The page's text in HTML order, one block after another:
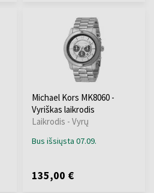
Michael Kors MK8060 -
Vyriškas laikrodis
Laikrodis - Vyrų
Bus išsiųsta 07.09.
135,00 €